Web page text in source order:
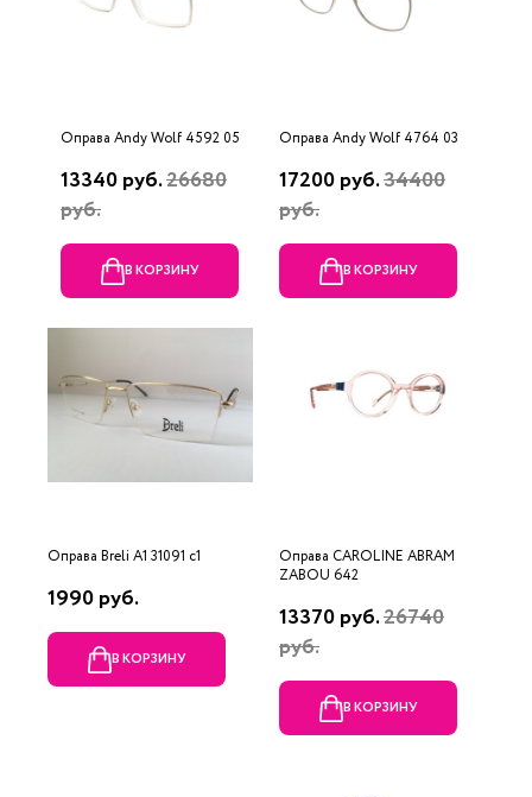
Оправа Andy Wolf 4592 05
13340 руб.26680
руб.
В КОРЗИНУ
Оправа Andy Wolf 4764 03
17200 руб.34400
руб.
В КОРЗИНУ
Оправа Breli A1 31091 c1
1990 руб.
В КОРЗИНУ
Оправа CAROLINE ABRAM
ZABOU 642
13370 руб.26740
руб.
В КОРЗИНУ